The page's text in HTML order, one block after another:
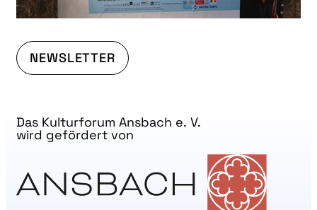
NEWSLETTER
Das Kulturforum Ansbach e. V.
wird gefördert von